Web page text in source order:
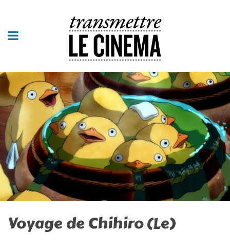
Voyage de Chihiro (Le)